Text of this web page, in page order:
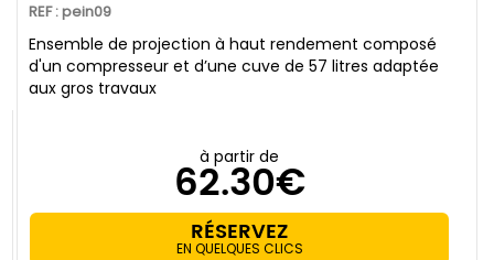
REF : pein09
Ensemble de projection à haut rendement composé
d'un compresseur et d’une cuve de 57 litres adaptée
aux gros travaux
à partir de
62.30€
RÉSERVEZ
EN QUELQUES CLICS